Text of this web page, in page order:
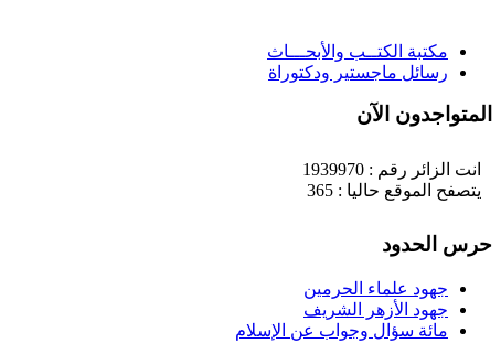
مكتبة الكتــب والأبحـــاث
رسائل ماجستير ودكتوراة
المتواجدون الآن
انت الزائر رقم : 1939970
يتصفح الموقع حاليا : 365
حرس الحدود
جهود علماء الحرمين
جهود الأزهر الشريف
مائة سؤال وجواب عن الإسلام